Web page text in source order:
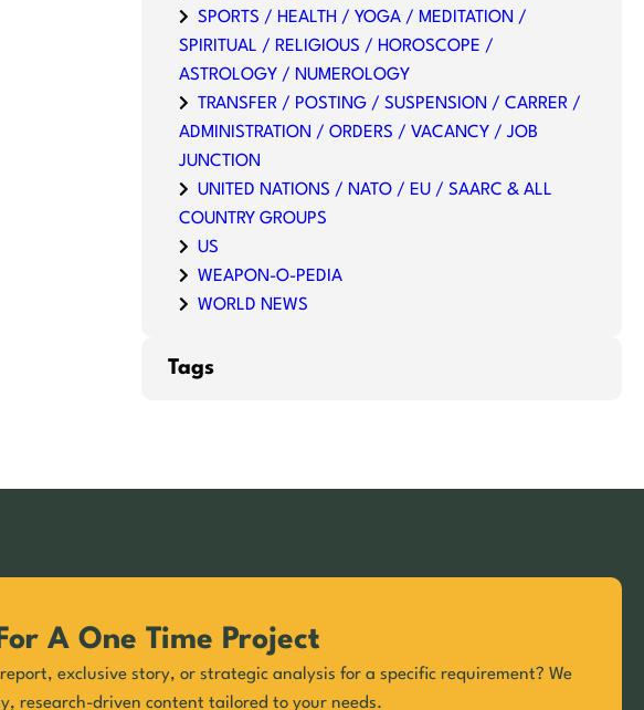
SPORTS / HEALTH / YOGA / MEDITATION /
SPIRITUAL / RELIGIOUS / HOROSCOPE /
ASTROLOGY / NUMEROLOGY
TRANSFER / POSTING / SUSPENSION / CARRER /
ADMINISTRATION / ORDERS / VACANCY / JOB
JUNCTION
UNITED NATIONS / NATO / EU / SAARC & ALL
COUNTRY GROUPS
US
WEAPON-O-PEDIA
WORLD NEWS
Tags
A One Time Project
exclusive story, or strategic analysis for a specific requirement? We
research-driven content tailored to your needs.